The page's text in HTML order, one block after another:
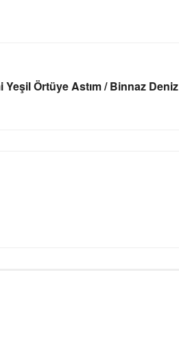
Yeşil Örtüye Astım / Binnaz Deniz